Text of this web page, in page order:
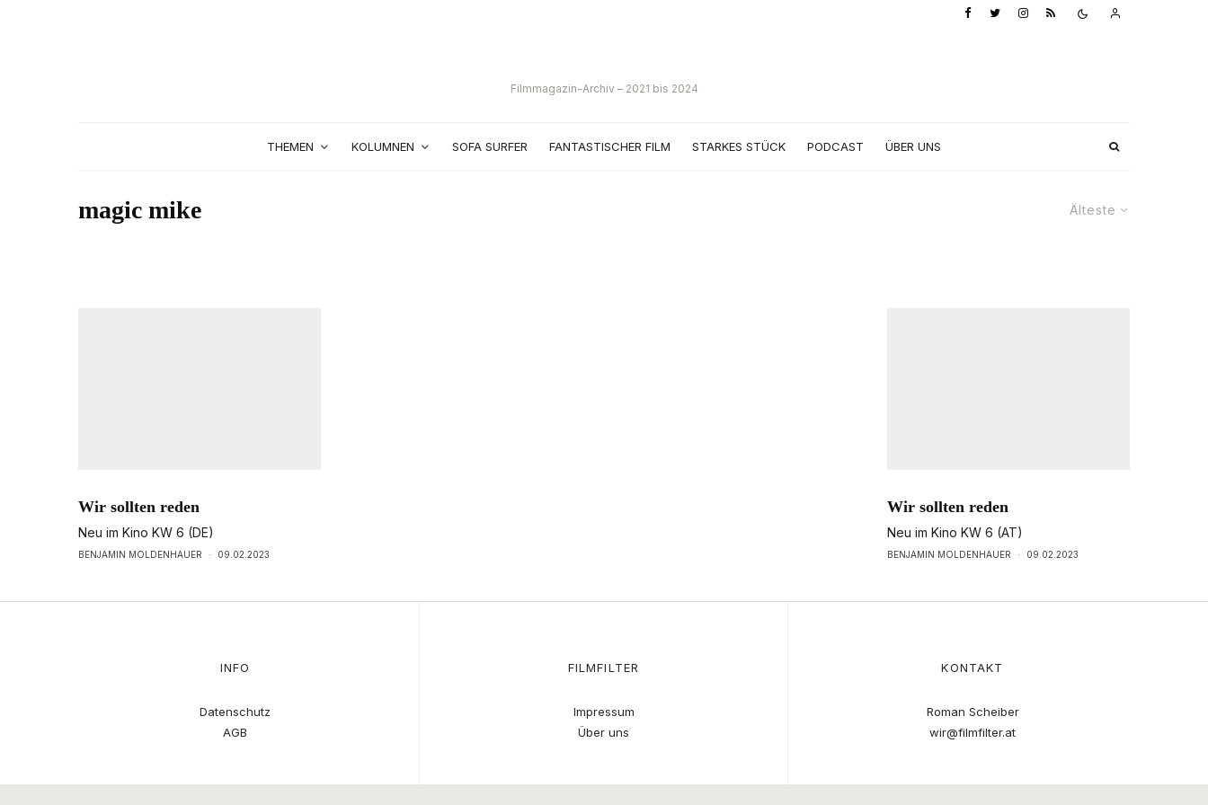
Filmmagazin-Archiv – 2021 bis 2024
THEMEN KOLUMNEN SOFA SURFER FANTASTISCHER FILM STARKES STÜCK PODCAST ÜBER UNS
Älteste
magic mike
Wir sollten reden
Neu im Kino KW 6 (DE)
BENJAMIN MOLDENHAUER · 09.02.2023
Wir sollten reden
Neu im Kino KW 6 (AT)
BENJAMIN MOLDENHAUER · 09.02.2023
INFO
Datenschutz
AGB
FILMFILTER
Impressum
Über uns
KONTAKT
Roman Scheiber
wir@filmfilter.at